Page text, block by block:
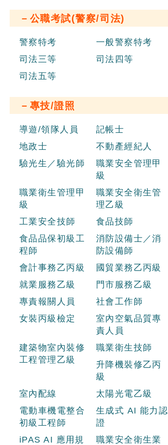
－公職考試(警察/司法)
警察特考
一般警察特考
司法三等
司法四等
司法五等
－專技/證照
導遊/領隊人員
記帳士
地政士
不動產經紀人
驗光生／驗光師
職業安全管理甲
級
職業衛生管理甲
級
職業安全衛生管
理乙級
工業安全技師
食品技師
食品品保初級工
程師
消防設備士／消
防設備師
會計事務乙丙級
國貿業務乙丙級
就業服務乙級
門市服務乙級
專責報關人員
社會工作師
女裝丙級檢定
室內空氣品質專
責人員
建築物室內裝修
工程管理乙級
職業衛生技師
升降機裝修乙丙
級
室內配線
太陽光電乙級
電動車機電整合
初級工程師
生成式 AI 能力認
證
iPAS AI 應用規
職業安全衛生業